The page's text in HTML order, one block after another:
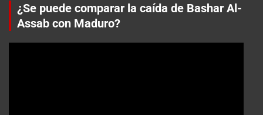
¿Se puede comparar la caída de Bashar Al-
Assab con Maduro?